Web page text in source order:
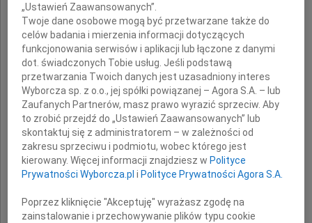
Andrzeja Paweli
wieloletniego Dyrektora
„Ustawień Zaawansowanych”.
Twoje dane osobowe mogą być przetwarzane także do
celów badania i mierzenia informacji dotyczących
funkcjonowania serwisów i aplikacji lub łączone z danymi
dot. świadczonych Tobie usług. Jeśli podstawą
przetwarzania Twoich danych jest uzasadniony interes
Wyborcza sp. z o.o., jej spółki powiązanej – Agora S.A. – lub
Zaufanych Partnerów, masz prawo wyrazić sprzeciw. Aby
to zrobić przejdź do „Ustawień Zaawansowanych” lub
skontaktuj się z administratorem – w zależności od
zakresu sprzeciwu i podmiotu, wobec którego jest
kierowany. Więcej informacji znajdziesz w Polityce
Prywatności Wyborcza.pl i Polityce Prywatności Agora S.A.
Poprzez kliknięcie "Akceptuję" wyrażasz zgodę na
zainstalowanie i przechowywanie plików typu cookie